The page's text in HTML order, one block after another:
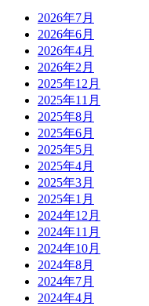
2026年7月
2026年6月
2026年4月
2026年2月
2025年12月
2025年11月
2025年8月
2025年6月
2025年5月
2025年4月
2025年3月
2025年1月
2024年12月
2024年11月
2024年10月
2024年8月
2024年7月
2024年4月